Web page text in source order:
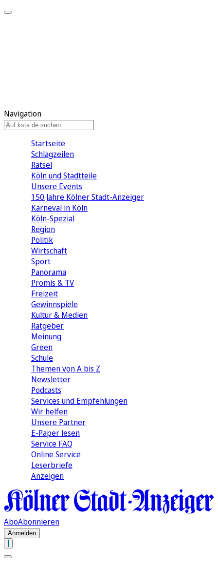
Navigation
Startseite
Schlagzeilen
Rätsel
Köln und Stadtteile
Unsere Events
150 Jahre Kölner Stadt-Anzeiger
Karneval in Köln
Köln-Spezial
Region
Politik
Wirtschaft
Sport
Panorama
Promis & TV
Freizeit
Gewinnspiele
Kultur & Medien
Ratgeber
Meinung
Green
Schule
Themen von A bis Z
Newsletter
Podcasts
Services und Empfehlungen
Wir helfen
Unsere Partner
E-Paper lesen
Service FAQ
Online Service
Leserbriefe
Anzeigen
AboAbonnieren
Anmelden